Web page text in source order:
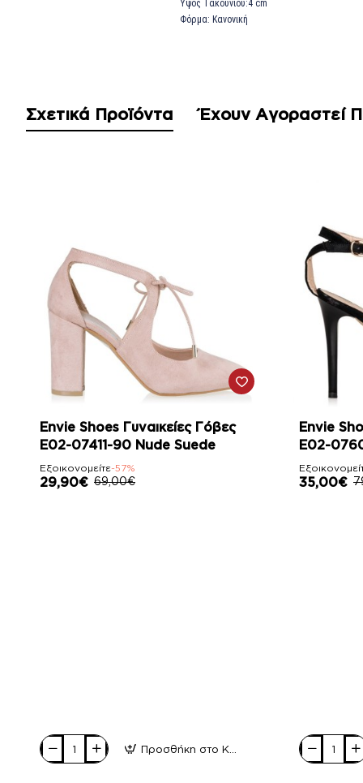
Ύψος Τακουνιού:4 cm
Φόρμα: Κανονική
Σχετικά Προϊόντα Έχουν Αγοραστεί
-57%
Envie Shoes Γυναικείες Γόβες
E02-07411-90 Nude Suede
Εξοικονομείτε-57%
29,90€ 69,00€
Envie
Shoes
Προσθήκη στο Καλάθι
-56%
Envie
E02-
35,00€
Envie
Shoes